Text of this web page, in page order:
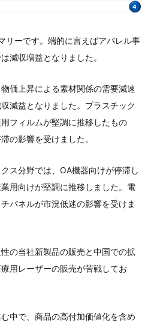
リーです。端的に言えばアパレル事
減収増益となりました。
価上昇による素材関係の需要減速
減益となりました。プラスチック
フィルムが堅調に推移したもの
の影響を受けました。
ス分野では、OA機器向けが停滞し
用向けが堅調に推移しました。電
パネルが市況低迷の影響を受けま
の当社新製品の販売と中国での拡
用レーザーの販売が苦戦してお
中で、商品の高付加価値化を含め